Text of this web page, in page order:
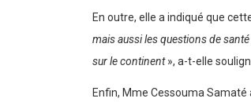
En outre, elle a indiqué que
mais aussi les questions de
sur le continent», a-t-elle
Enfin, Mme Cessouma